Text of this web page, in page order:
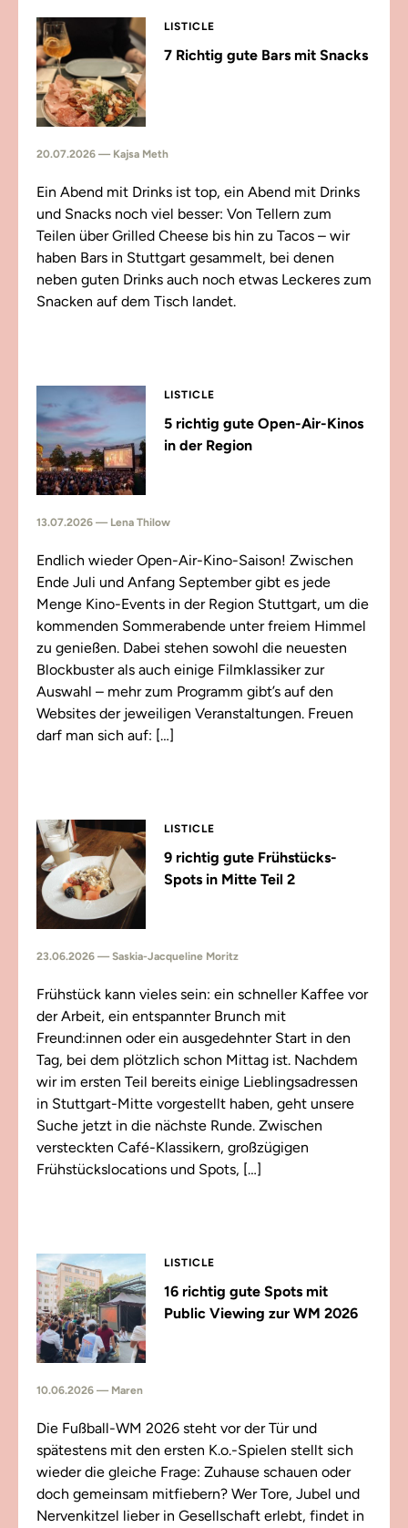
LISTICLE
7 Richtig gute Bars mit Snacks
20.07.2026 — Kajsa Meth
Ein Abend mit Drinks ist top, ein Abend mit Drinks
und Snacks noch viel besser: Von Tellern zum
Teilen über Grilled Cheese bis hin zu Tacos – wir
haben Bars in Stuttgart gesammelt, bei denen
neben guten Drinks auch noch etwas Leckeres zum
Snacken auf dem Tisch landet.
LISTICLE
5 richtig gute Open-Air-Kinos
in der Region
13.07.2026 — Lena Thilow
Endlich wieder Open-Air-Kino-Saison! Zwischen
Ende Juli und Anfang September gibt es jede
Menge Kino-Events in der Region Stuttgart, um die
kommenden Sommerabende unter freiem Himmel
zu genießen. Dabei stehen sowohl die neuesten
Blockbuster als auch einige Filmklassiker zur
Auswahl – mehr zum Programm gibt’s auf den
Websites der jeweiligen Veranstaltungen. Freuen
darf man sich auf: […]
LISTICLE
9 richtig gute Frühstücks-
Spots in Mitte Teil 2
23.06.2026 — Saskia-Jacqueline Moritz
Frühstück kann vieles sein: ein schneller Kaffee vor
der Arbeit, ein entspannter Brunch mit
Freund:innen oder ein ausgedehnter Start in den
Tag, bei dem plötzlich schon Mittag ist. Nachdem
wir im ersten Teil bereits einige Lieblingsadressen
in Stuttgart-Mitte vorgestellt haben, geht unsere
Suche jetzt in die nächste Runde. Zwischen
versteckten Café-Klassikern, großzügigen
Frühstückslocations und Spots, […]
LISTICLE
16 richtig gute Spots mit
Public Viewing zur WM 2026
10.06.2026 — Maren
Die Fußball-WM 2026 steht vor der Tür und
spätestens mit den ersten K.o.-Spielen stellt sich
wieder die gleiche Frage: Zuhause schauen oder
doch gemeinsam mitfiebern? Wer Tore, Jubel und
Nervenkitzel lieber in Gesellschaft erlebt, findet in